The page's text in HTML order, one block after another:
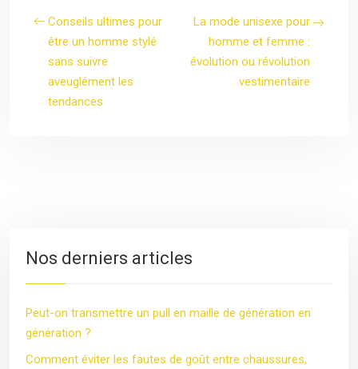
Conseils ultimes pour
être un homme stylé
sans suivre
aveuglément les
tendances
La mode unisexe pour
homme et femme :
évolution ou révolution
vestimentaire
Nos derniers articles
Peut-on transmettre un pull en maille de génération en
génération ?
Comment éviter les fautes de goût entre chaussures,